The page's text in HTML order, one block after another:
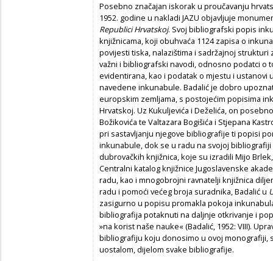
Posebno značajan iskorak u proučavanju
1952. godine u nakladi JAZU objavljuje
Republici Hrvatskoj. Svoj bibliografski popis
knjižnicama, koji obuhvaća 1124 zapisa o
povijesti tiska, nalazištima i sadržajnoj
važni i bibliografski navodi, odnosno podatci o
evidentirana, kao i podatak o mjestu i ustanovi
navedene inkunabule. Badalić je dobro
europskim zemljama, s postojećim popisima
Hrvatskoj. Uz Kukuljevića i Deželića, on
Božikovića te Valtazara Bogišića i Stjepana
pri sastavljanju njegove bibliografije ti popisi
inkunabule, dok se u radu na svojoj
dubrovačkih knjižnica, koje su izradili Mijo
Centralni katalog knjižnice Jugoslavenske
radu, kao i mnogobrojni ravnatelji knjižnica
radu i pomoći većeg broja suradnika, Badalić u
zasigurno u popisu promakla pokoja
bibliografija potaknuti na daljnje otkrivanje i
»na korist naše nauke« (Badalić, 1952: VIII).
bibliografiju koju donosimo u ovoj monografiji,
uostalom, dijelom svake bibliografije.